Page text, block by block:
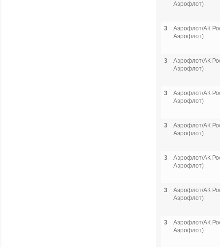
Аэрофлот)
3
Аэрофлот/АК
Аэрофлот)
3
Аэрофлот/АК
Аэрофлот)
3
Аэрофлот/АК
Аэрофлот)
3
Аэрофлот/АК
Аэрофлот)
3
Аэрофлот/АК
Аэрофлот)
3
Аэрофлот/АК
Аэрофлот)
3
Аэрофлот/АК
Аэрофлот)